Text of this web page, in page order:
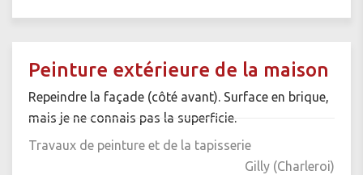
Peinture extérieure de la maison
Repeindre la façade (côté avant). Surface en brique,
mais je ne connais pas la superficie.
Travaux de peinture et de la tapisserie
Gilly (Charleroi)